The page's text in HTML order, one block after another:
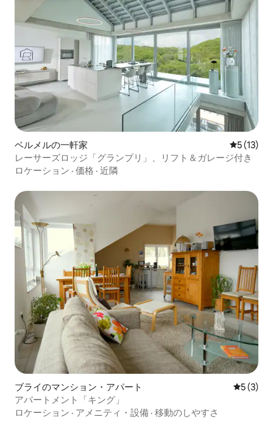
ベルメルの一軒家 レビュー
5 (13)
レーサーズロッジ「グランプリ」、リフト＆ガレージ付き
ロケーション · 価格 · 近隣
ブライのマンション・アパート レビュー
5 (3)
アパートメント「キング」
ロケーション · アメニティ・設備 · 移動のしやすさ